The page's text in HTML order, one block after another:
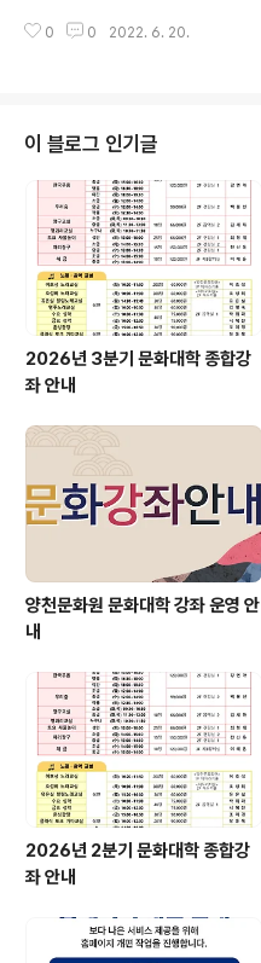
0 0 2022. 6. 20.
이 블로그 인기글
2026년 3분기 문화대학 종합강
좌 안내
양천문화원 문화대학 강좌 운영 안
내
2026년 2분기 문화대학 종합강
좌 안내